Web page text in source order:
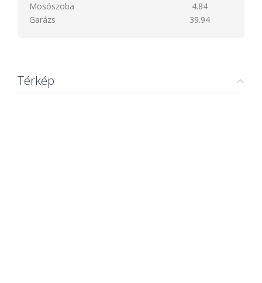
Mosószoba
4.84
Garázs
39.94
Térkép